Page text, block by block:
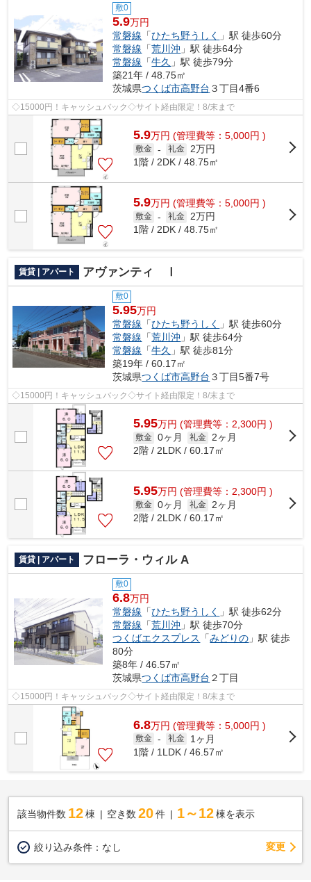
敷0
5.9万円
常磐線 「ひたち野うしく
」駅 徒歩60分
常磐線 「荒川沖 」駅 徒歩64分
常磐線 「牛久 」駅 徒歩79分
築21年 / 48.75㎡
茨城県つくば市高野台 ３丁目4番6
◇15000円！キャッシュバック◇サイト経由限定！8/末まで
5.9万円 (管理費等：5,000円 )
敷金 - 礼金 2万円
1階 / 2DK / 48.75㎡
5.9万円 (管理費等：5,000円 )
敷金 - 礼金 2万円
1階 / 2DK / 48.75㎡
賃貸 | アパート アヴァンティ Ⅰ
敷0
5.95万円
常磐線 「ひたち野うしく
」駅 徒歩60分
常磐線 「荒川沖 」駅 徒歩64分
常磐線 「牛久 」駅 徒歩81分
築19年 / 60.17㎡
茨城県つくば市高野台 ３丁目5番7号
◇15000円！キャッシュバック◇サイト経由限定！8/末まで
5.95万円 (管理費等：2,300円 )
敷金 0ヶ月 礼金
2ヶ月
2階 / 2LDK / 60.17㎡
5.95万円 (管理費等：2,300円 )
敷金 0ヶ月 礼金
2ヶ月
2階 / 2LDK / 60.17㎡
賃貸 | アパート フローラ・ウィル A
敷0
6.8万円
常磐線 「ひたち野うしく
」駅 徒歩62分
常磐線 「荒川沖 」駅 徒歩70分
つくばエクスプレス
「みどりの 」駅 徒歩
80分
築8年 / 46.57㎡
茨城県つくば市高野台 ２丁目
◇15000円！キャッシュバック◇サイト経由限定！8/末まで
6.8万円 (管理費等：5,000円 )
敷金 - 礼金
1ヶ月
1階 / 1LDK / 46.57㎡
該当物件数 12棟 空き数 20 件 1～12 棟を表示
絞り込み条件： なし 変更